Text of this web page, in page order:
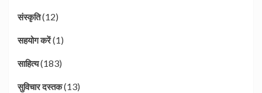
संस्कृति(12)
सहयोग करें(1)
साहित्य(183)
सुविचार दस्तक(13)